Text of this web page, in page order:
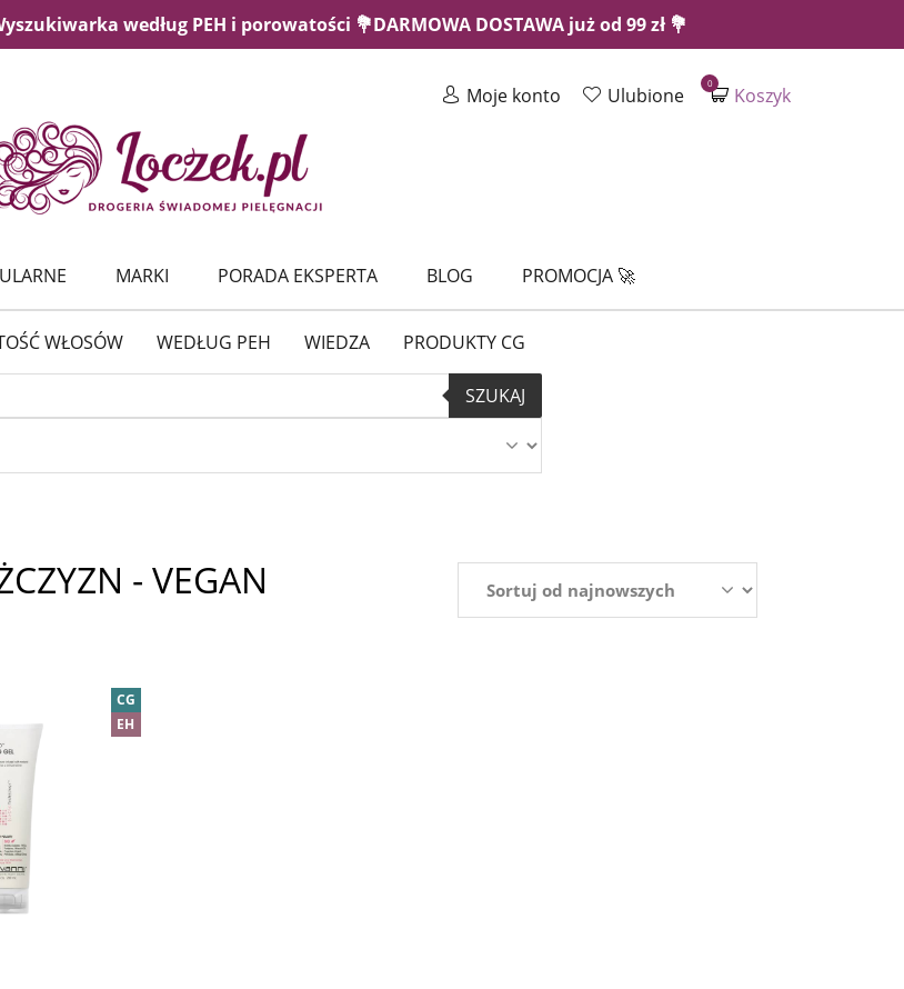
według PEH i porowatości 💐DARMOWA DOSTAWA już od 99 zł 💐
Moje konto Ulubione Koszyk
0
MARKI PORADA EKSPERTA BLOG PROMOCJA 🚀
WŁOSÓW WEDŁUG PEH WIEDZA PRODUKTY CG
SZUKAJ
- VEGAN
CG
EH